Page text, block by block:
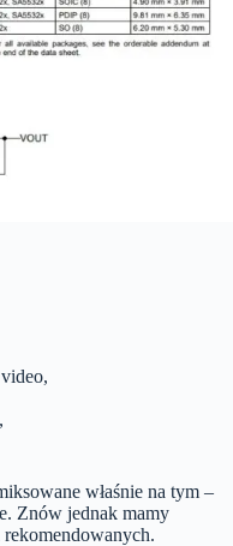
właśnie na tym –
Znów jednak mamy
rekomendowanych.